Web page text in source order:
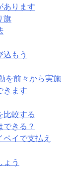
あります
旗
込もう
を前々から実施
きます
比較する
きる？
イで支払え
ょう